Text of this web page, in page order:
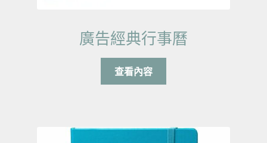
廣告經典行事曆
查看內容